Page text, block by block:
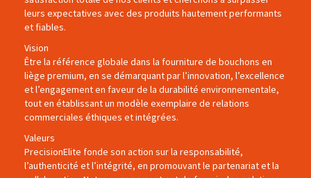
leurs expectatives avec des produits hautement performants
et fiables.
Vision
Être la référence globale dans la fourniture de bouchons en
liège premium, en se démarquant par l’innovation, l’excellence
et l’engagement en faveur de la durabilité environnementale,
tout en établissant un modèle exemplaire de relations
commerciales éthiques et intégrées.
Valeurs
PrecisionElite fonde son action sur la responsabilité,
l’authenticité et l’intégrité, en promouvant le partenariat et la